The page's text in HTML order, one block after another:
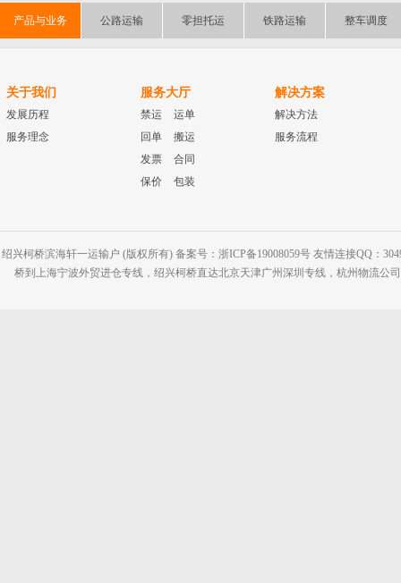
产品与业务 公路运输 零担托运 铁路运输 整车调度
关于我们
发展历程
服务理念
服务大厅
禁运
运单
回单
搬运
发票
合同
保价
包装
解决方案
解决方法
服务流程
绍兴柯桥滨海轩一运输户 (版权所有) 备案号：浙ICP备19008059号 友情连接QQ：
桥到上海宁波外贸进仓专线，绍兴柯桥直达北京天津广州深圳专线，杭州物流公